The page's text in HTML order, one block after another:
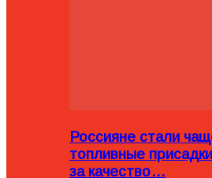
Россияне стали
топливные
за качество…